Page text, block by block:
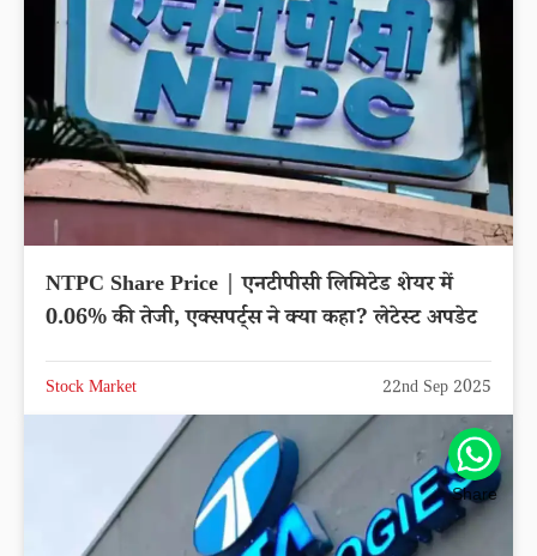
NTPC Share Price | एनटीपीसी लिमिटेड शेयर में
0.06% की तेजी, एक्सपर्ट्स ने क्या कहा? लेटेस्ट अपडेट
Stock Market 22nd Sep 2025
Share